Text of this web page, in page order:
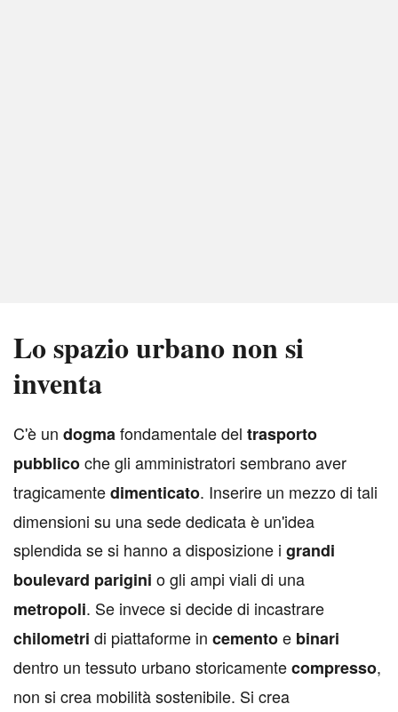
Lo spazio urbano non si
inventa
C'è un dogmafondamentale del trasporto
pubblicoche gli amministratori sembrano aver
tragicamentedimenticato. Inserire un mezzo di tali
dimensioni su una sede dedicata è un'idea
splendida se si hanno a disposizione i grandi
boulevard parigini o gli ampi viali di una
metropoli. Se invece si decide di incastrare
chilometri di piattaforme in cementoe binari
dentro un tessuto urbano storicamentecompresso,
non si crea mobilità sostenibile. Si crea